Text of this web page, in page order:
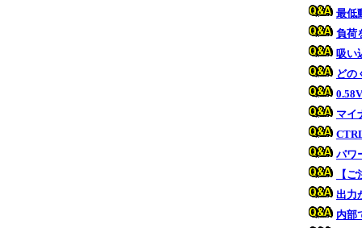
最低
負荷
吸い
どの
マイ
パワ
【
出力
内部